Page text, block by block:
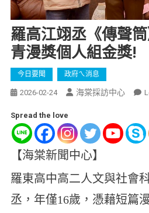
羅高江翊丞《傳聲
青漫獎個人組金獎!
今日要聞 政府ㄟ消息
2026-02-24 海棠採訪中心
Spread the love
【海棠新聞中心】
羅東高中高二人文與社會
丞，年僅16歲，憑藉短篇